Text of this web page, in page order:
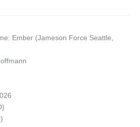
Ember (Jameson Force Seattle,